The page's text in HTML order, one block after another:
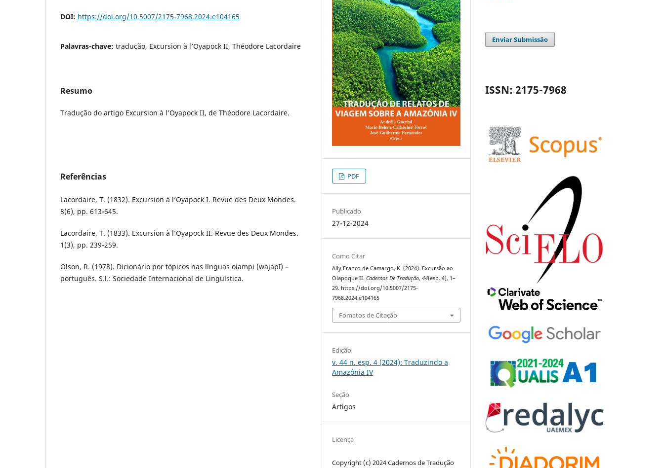
DOI: https://doi.org/10.5007/2175-7968.2024.e104165
Palavras-chave: tradução, Excursion à l’Oyapock II, Théodore Lacordaire
Resumo
Tradução do artigo Excursion à l’Oyapock II, de Théodore Lacordaire.
Referências
Lacordaire, T. (1832). Excursion à l’Oyapock I. Revue des Deux Mondes.
8(6), pp. 613-645.
Lacordaire, T. (1833). Excursion à l’Oyapock II. Revue des Deux Mondes.
1(3), pp. 239-259.
Olson, R. (1978). Dicionário por tópicos nas línguas oiampi (wajapī) –
português. S.l.: Sociedade Internacional de Linguística.
PDF
Publicado
27-12-2024
Como Citar
Aily Franco de Camargo, K. (2024). Excursão ao
Oiapoque II.Cadernos De Tradução,44(esp. 4), 1–
29. https://doi.org/10.5007/2175-
7968.2024.e104165
Fomatos de Citação
Edição
v. 44 n. esp. 4 (2024): Traduzindo a
Amazônia IV
Seção
Artigos
Licença
Copyright (c) 2024 Cadernos de Tradução
Enviar Submissão
ISSN: 2175-7968